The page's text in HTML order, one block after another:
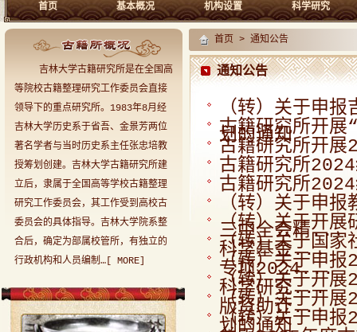
首页 基本概况 机构设置 科学研究
吉林大学古籍研究所是在全国高
等院校古籍整理研究工作委员会直接
领导下的重点研究所。1983年8月经
吉林大学历史系于省吾、金景芳两位
著名学者与当时历史系主任张忠培教
授筹划创建。吉林大学古籍研究所建
立后，隶属于全国高等学校古籍整理
研究工作委员会，其工作受到高校古
委员会的具体指导。吉林大学院系整
合后，确定为部属校管所，有独立的
行政机构和人员编制…[ MORE
首页 > 通知公告
通知公告
（转）关于申
划的通知
古籍研究所开展
古籍研究所开展
古籍研究所
古籍研究所
（转）关于申
三中全会精...
（转）关于开展
科学基金...
（转）关于国家
专项2024...
（转）关于申报
科学研究...
（转）关于开展
版资助计...
（转）关于开展
划的通知
（转）关于申报